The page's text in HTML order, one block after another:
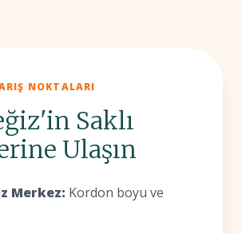
NOKTALARI
Saklı
Ulaşın
Merkez: Kordon boyu ve